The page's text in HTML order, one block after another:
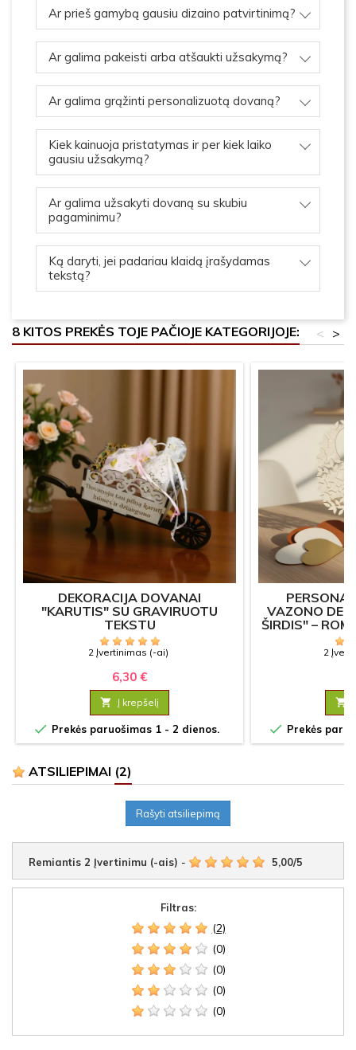
Ar prieš gamybą gausiu dizaino patvirtinimą?
Ar galima pakeisti arba atšaukti užsakymą?
Ar galima grąžinti personalizuotą dovaną?
Kiek kainuoja pristatymas ir per kiek laiko
gausiu užsakymą?
Ar galima užsakyti dovaną su skubiu
pagaminimu?
Ką daryti, jei padariau klaidą įrašydamas
tekstą?
8 KITOS PREKĖS TOJE PAČIOJE KATEGORIJOJE: >
<
DEKORACIJA DOVANAI
"KARUTIS" SU GRAVIRUOTU
TEKSTU
2 Įvertinimas (-ai)
6,30 €
 Į krepšelį
 Prekės paruošimas 1 - 2 dienos.
VAZONO
ŠIRDIS" –
2

 Prekės
ATSILIEPIMAI (2)
Rašyti atsiliepimą
Remiantis 2 Įvertinimu (-ais) - 5,00/5
Filtras:
(2)
(0)
(0)
(0)
(0)